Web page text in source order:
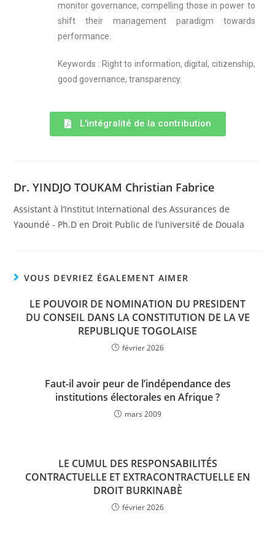
monitor governance, compelling those in power to
shift their management paradigm towards
performance.
Keywords : Right to information, digital, citizenship,
good governance, transparency.
L'intégralité de la contribution
Dr. YINDJO TOUKAM Christian Fabrice
Assistant à l’Institut International des Assurances de
Yaoundé - Ph.D en Droit Public de l’université de Douala
VOUS DEVRIEZ ÉGALEMENT AIMER
LE POUVOIR DE NOMINATION DU PRESIDENT
DU CONSEIL DANS LA CONSTITUTION DE LA VE
REPUBLIQUE TOGOLAISE
février 2026
Faut-il avoir peur de l’indépendance des
institutions électorales en Afrique ?
mars 2009
LE CUMUL DES RESPONSABILITÉS
CONTRACTUELLE ET EXTRACONTRACTUELLE EN
DROIT BURKINABÈ
février 2026